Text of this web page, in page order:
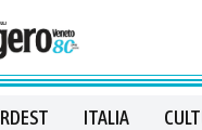
ITALIA